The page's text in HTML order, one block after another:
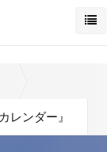
レンダー』